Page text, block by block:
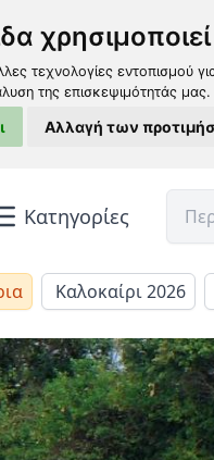
τεχνολογίες εντοπισμού
της επισκεψιμότητάς μας.
Αλλαγή των
Κατηγορίες
Καλοκαίρι 2026